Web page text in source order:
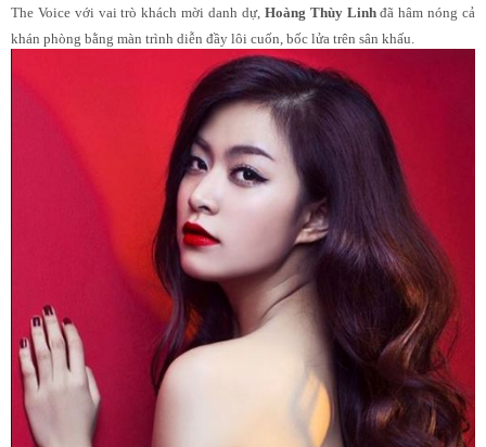
The Voice với vai trò khách mời danh dự, Hoàng Thùy Linhđã hâm nóng cả
khán phòng bằng màn trình diễn đầy lôi cuốn, bốc lửa trên sân khấu.